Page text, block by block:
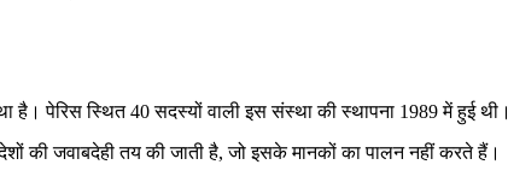
है। पेरिस स्थित 40 सदस्यों वाली इस संस्था की स्थापना 1989 में हुई थी।
की जवाबदेही तय की जाती है, जो इसके मानकों का पालन नहीं करते हैं।